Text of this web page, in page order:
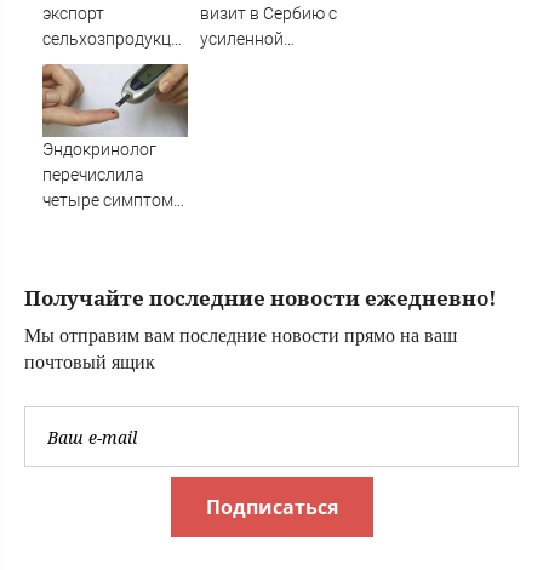
экспорт
сельхозпродукции
Украины может
сократиться
вдвое
визит в Сербию с
усиленной
Эндокринолог
перечислила
четыре симптома
Получайте последние новости ежедневно!
Мы отправим вам последние новости прямо на ваш
почтовый ящик
Подписаться